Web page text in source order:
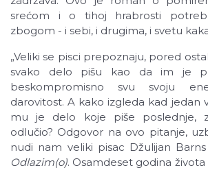
srećom i o tihoj hrabrosti
zbogom - i sebi, i drugima, i svetu
„Veliki se pisci prepoznaju, pored
svako delo pišu kao da im je
beskompromisno svu svoju
darovitost. A kako izgleda kad jedan
mu je delo koje piše poslednje,
odlučio? Odgovor na ovo pitanje,
nudi nam veliki pisac Džulijan
Odlazim(o). Osamdeset godina